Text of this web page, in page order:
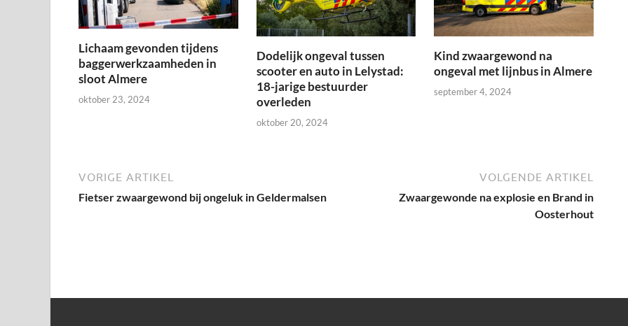
Lichaam gevonden tijdens
baggerwerkzaamheden in
sloot Almere
oktober 23, 2024
Dodelijk ongeval tussen
scooter en auto in Lelystad:
18-jarige bestuurder
overleden
oktober 20, 2024
Kind zwaargewond na
ongeval met lijnbus in Almere
september 4, 2024
VORIGE ARTIKEL
Fietser zwaargewond bij ongeluk in Geldermalsen
VOLGENDE ARTIKEL
Zwaargewonde na explosie en Brand in
Oosterhout